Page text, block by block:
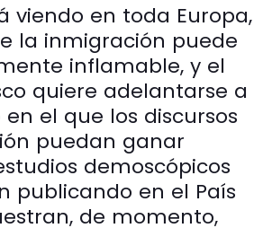
viendo en toda Europa,
la inmigración puede
inflamable, y el
quiere adelantarse a
el que los discursos
puedan ganar
demoscópicos
publicando en el País
de momento,